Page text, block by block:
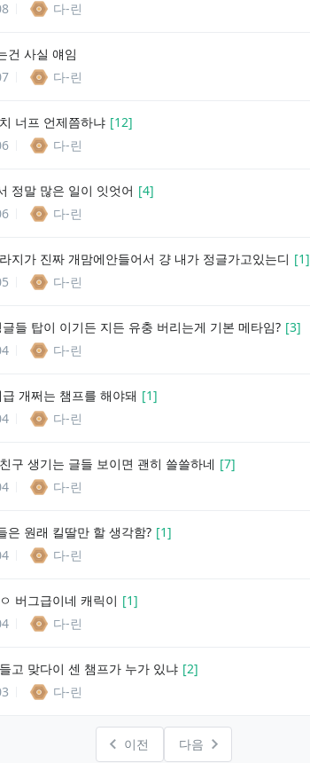
다-린
건 사실 얘임
다-린
너프 언제쯤하냐 [12]
다-린
정말 많은 일이 잇엇어 [4]
다-린
지가 진짜 개맘에안들어서 걍 내가 정글가고있는디 [1]
다-린
들 탑이 이기든 지든 유충 버리는게 기본 메타임? [3]
다-린
개쩌는 챔프를 해야돼 [1]
다-린
구 생기는 글들 보이면 괜히 쓸쓸하네 [7]
다-린
은 원래 킬딸만 할 생각함? [1]
다-린
버그급이네 캐릭이 [1]
다-린
고 맞다이 센 챔프가 누가 있냐 [2]
다-린
이전 다음